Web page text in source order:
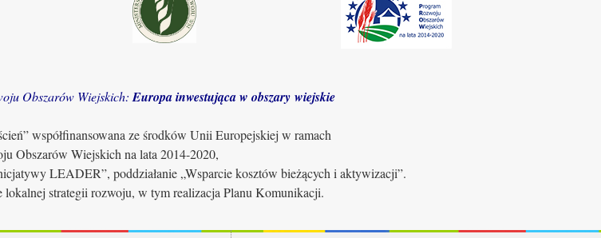
Obszarów Wiejskich: Europa inwestująca w obszary wiejskie
współfinansowana ze środków Unii Europejskiej w ramach
Obszarów Wiejskich na lata 2014-2020,
LEADER”, poddziałanie „Wsparcie kosztów bieżących i aktywizacji”.
lokalnej strategii rozwoju, w tym realizacja Planu Komunikacji.